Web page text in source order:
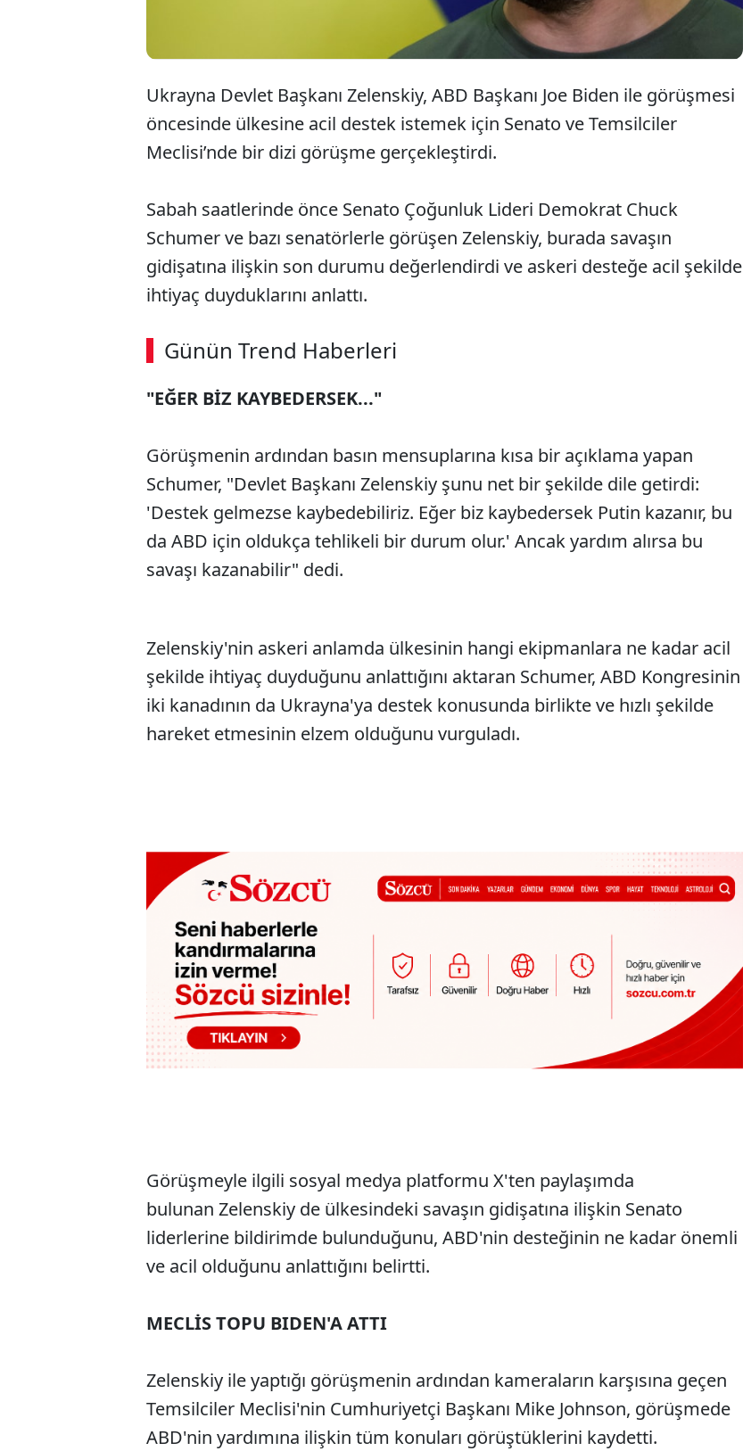
Ukrayna Devlet Başkanı Zelenskiy, ABD Başkanı Joe Biden ile görüşmesi
öncesinde ülkesine acil destek istemek için Senato ve Temsilciler
Meclisi’nde bir dizi görüşme gerçekleştirdi.
Sabah saatlerinde önce Senato Çoğunluk Lideri Demokrat Chuck
Schumer ve bazı senatörlerle görüşen Zelenskiy, burada savaşın
gidişatına ilişkin son durumu değerlendirdi ve askeri desteğe acil şekilde
ihtiyaç duyduklarını anlattı.
Günün Trend Haberleri
"EĞER BİZ KAYBEDERSEK..."
Görüşmenin ardından basın mensuplarına kısa bir açıklama yapan
Schumer, "Devlet Başkanı Zelenskiy şunu net bir şekilde dile getirdi:
'Destek gelmezse kaybedebiliriz. Eğer biz kaybedersek Putin kazanır, bu
da ABD için oldukça tehlikeli bir durum olur.' Ancak yardım alırsa bu
savaşı kazanabilir" dedi.
Zelenskiy'nin askeri anlamda ülkesinin hangi ekipmanlara ne kadar acil
şekilde ihtiyaç duyduğunu anlattığını aktaran Schumer, ABD Kongresinin
iki kanadının da Ukrayna'ya destek konusunda birlikte ve hızlı şekilde
hareket etmesinin elzem olduğunu vurguladı.
Görüşmeyle ilgili sosyal medya platformu X'ten paylaşımda
bulunan Zelenskiy de ülkesindeki savaşın gidişatına ilişkin Senato
liderlerine bildirimde bulunduğunu, ABD'nin desteğinin ne kadar önemli
ve acil olduğunu anlattığını belirtti.
MECLİS TOPU BIDEN'A ATTI
Zelenskiy ile yaptığı görüşmenin ardından kameraların karşısına geçen
Temsilciler Meclisi'nin Cumhuriyetçi Başkanı Mike Johnson, görüşmede
ABD'nin yardımına ilişkin tüm konuları görüştüklerini kaydetti.